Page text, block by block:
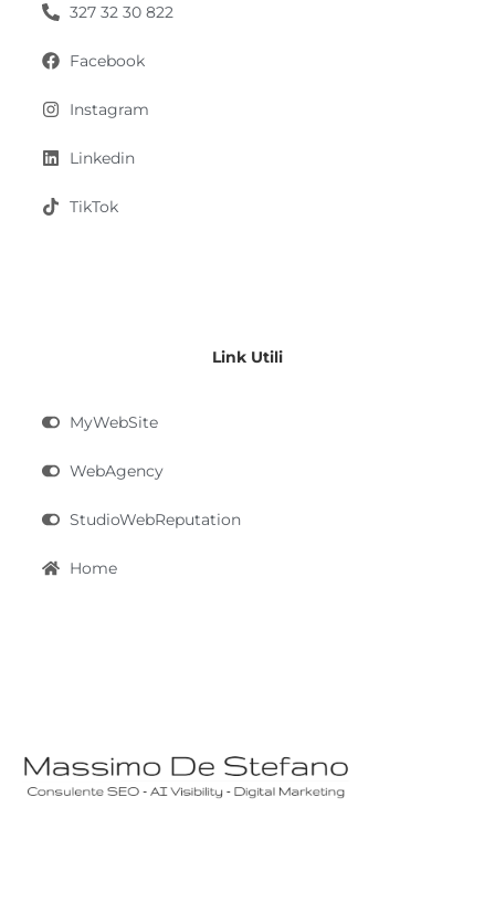
Link Utili
MyWebSite
WebAgency
StudioWebReputation
Home
327 32 30 822
Facebook
Instagram
Linkedin
TikTok